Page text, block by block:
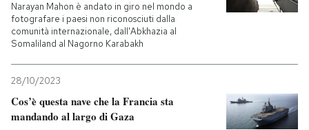
Narayan Mahon è andato in giro nel mondo a
fotografare i paesi non riconosciuti dalla
comunità internazionale, dall'Abkhazia al
Somaliland al Nagorno Karabakh
28/10/2023
Cos’è questa nave che la Francia sta
mandando al largo di Gaza